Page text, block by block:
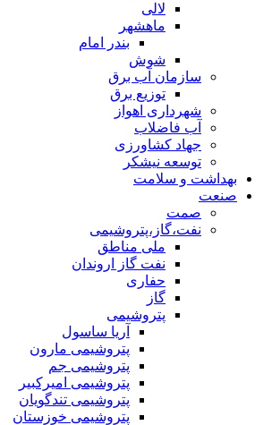
لالی
ماهشهر
بندر امام
شوش
سازمان آب برق
توزیع برق
شهرداری اهواز
آب فاضلاب
جهاد کشاورزی
توسعه نیشکر
بهداشت و سلامت
صنعت
صمت
نفت،گاز،پتروشیمی
ملی مناطق
نفت گاز اروندان
حفاری
گاز
پتروشیمی
آریا ساسول
پتروشیمی مارون
پتروشیمی جم
پتروشیمی امیرکبیر
پتروشیمی تندگویان
پتروشیمی خوزستان